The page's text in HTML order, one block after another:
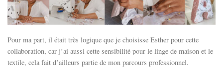
Pour ma part, il était très logique que je choisisse Esther pour cette
collaboration, car j’ai aussi cette sensibilité pour le linge de maison et le
textile, cela fait d’ailleurs partie de mon parcours professionnel.